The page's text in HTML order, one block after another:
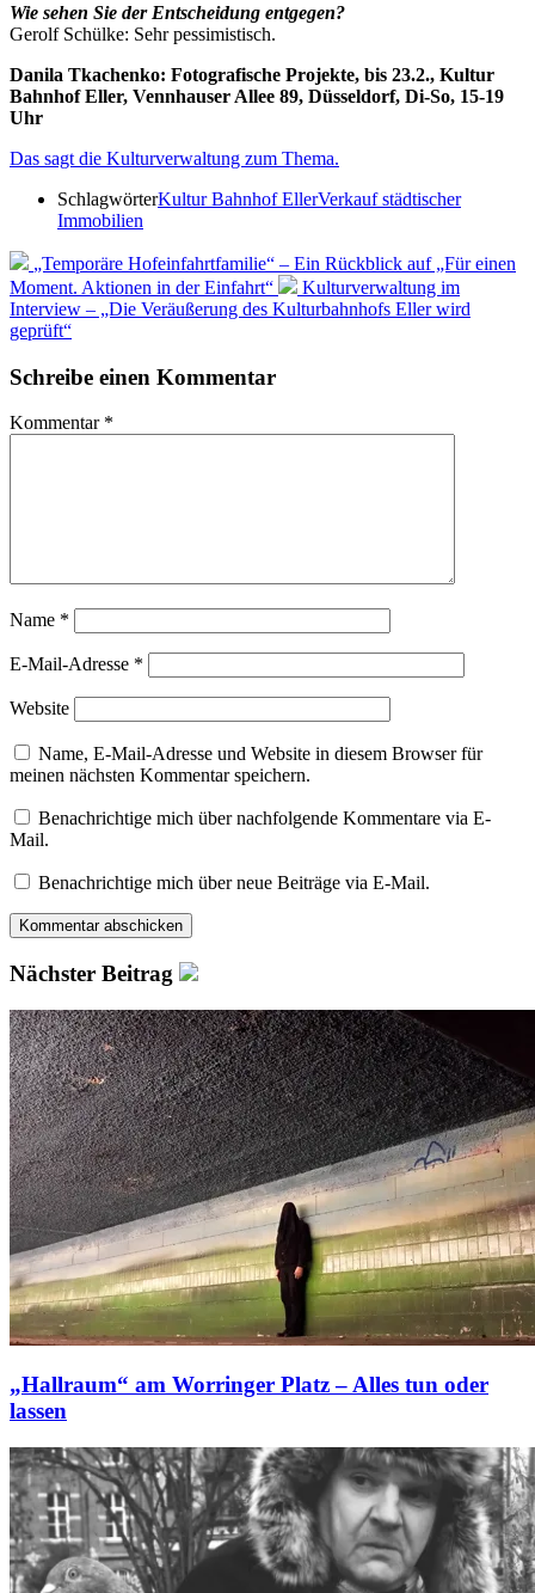
Wie sehen Sie der Entscheidung entgegen?
Gerolf Schülke: Sehr pessimistisch.
Danila Tkachenko: Fotografische Projekte, bis 23.2., Kultur
Bahnhof Eller, Vennhauser Allee 89, Düsseldorf, Di-So, 15-19
Uhr
Das sagt die Kulturverwaltung zum Thema.
SchlagwörterKultur Bahnhof EllerVerkauf städtischer
Immobilien
„Temporäre Hofeinfahrtfamilie“ – Ein Rückblick auf „Für einen
Moment. Aktionen in der Einfahrt“
Kulturverwaltung im
Interview – „Die Veräußerung des Kulturbahnhofs Eller wird
geprüft“
Schreibe einen Kommentar
Kommentar *
Name *
E-Mail-Adresse *
Website
Name, E-Mail-Adresse und Website in diesem Browser für
meinen nächsten Kommentar speichern.
Benachrichtige mich über nachfolgende Kommentare via E-
Mail.
Benachrichtige mich über neue Beiträge via E-Mail.
Nächster Beitrag
„Hallraum“ am Worringer Platz – Alles tun oder
lassen